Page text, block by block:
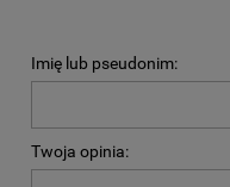
Imię lub pseudonim:
Twoja opinia: